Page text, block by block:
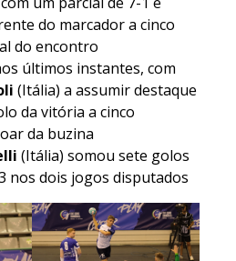
do marcador a cinco
do encontro
últimos instantes, com
(Itália) a assumir destaque
da vitória a cinco
da buzina
(Itália) somou sete golos
nos dois jogos disputados